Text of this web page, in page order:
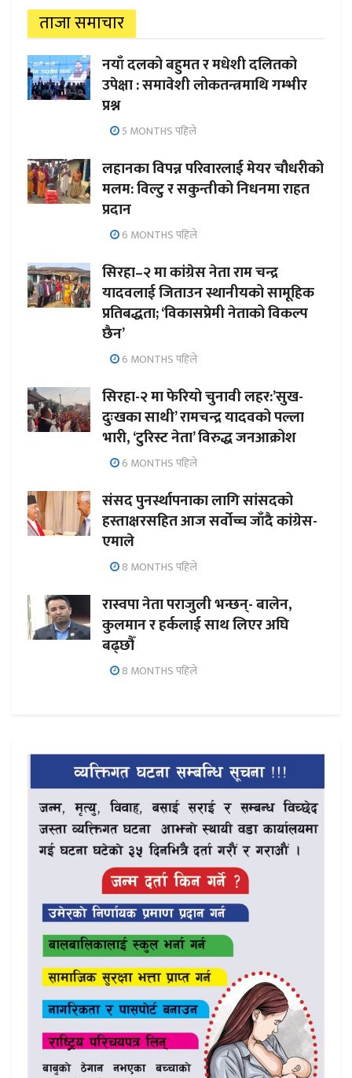
ताजा समाचार
नयाँ दलको बहुमत र मधेशी दलितको
उपेक्षा : समावेशी लोकतन्त्रमाथि गम्भीर
प्रश्न
5 MONTHS पहिले
लहानका विपन्न परिवारलाई मेयर चौधरीको
मलम: विल्टु र सकुन्तीको निधनमा राहत
प्रदान
6 MONTHS पहिले
सिरहा–२ मा कांग्रेस नेता राम चन्द्र
यादवलाई जिताउन स्थानीयको सामूहिक
प्रतिबद्धता; ‘विकासप्रेमी नेताको विकल्प
छैन’
6 MONTHS पहिले
सिरहा-२ मा फेरियो चुनावी लहर:’सुख-
दुःखका साथी’ रामचन्द्र यादवको पल्ला
भारी, ‘टुरिस्ट नेता’ विरुद्ध जनआक्रोश
6 MONTHS पहिले
संसद पुनर्स्थापनाका लागि सांसदको
हस्ताक्षरसहित आज सर्वोच्च जाँदै कांग्रेस-
एमाले
8 MONTHS पहिले
रास्वपा नेता पराजुली भन्छन्- बालेन,
कुलमान र हर्कलाई साथ लिएर अघि
बढ्छौँ
8 MONTHS पहिले